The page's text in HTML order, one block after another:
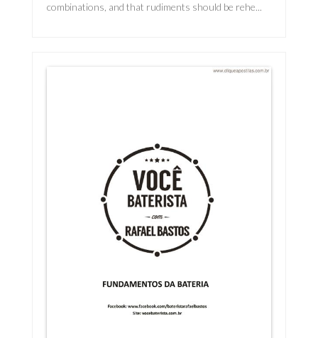
combinations, and that rudiments should be rehe...